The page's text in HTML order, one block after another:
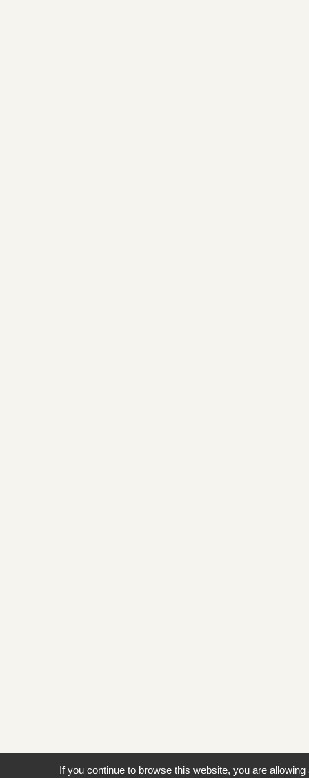
If you continue to browse this website, you are